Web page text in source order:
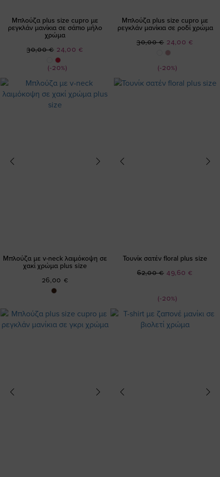
Μπλούζα plus size cupro με
ρεγκλάν μανίκια σε σάπιο μήλο
χρώμα
(-20%)
Ειδική
Τιμή
24,00 €
30,00 €
Μπλούζα plus size cupro με
ρεγκλάν μανίκια σε ροδί χρώμα
(-20%)
Ειδική
Τιμή
24,00 €
30,00 €
Μπλούζα με v-neck λαιμόκοψη σε
χακί χρώμα plus size
26,00 €
Τουνίκ σατέν floral plus size
(-20%)
Ειδική
49,60 €
62,00 €